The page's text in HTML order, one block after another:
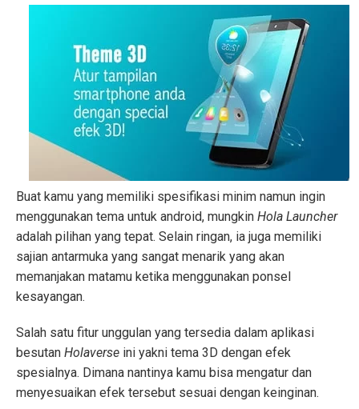
Buat kamu yang memiliki spesifikasi minim namun ingin
menggunakan tema untuk android, mungkin Hola Launcher
adalah pilihan yang tepat. Selain ringan, ia juga memiliki
sajian antarmuka yang sangat menarik yang akan
memanjakan matamu ketika menggunakan ponsel
kesayangan.
Salah satu fitur unggulan yang tersedia dalam aplikasi
besutan Holaverse ini yakni tema 3D dengan efek
spesialnya. Dimana nantinya kamu bisa mengatur dan
menyesuaikan efek tersebut sesuai dengan keinginan.